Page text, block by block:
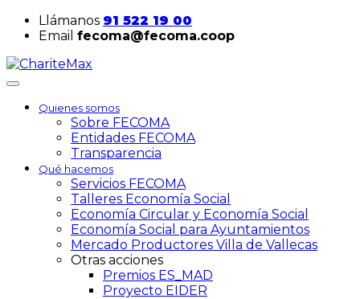
Llámanos 91 522 19 00
Email fecoma@fecoma.coop
Quienes somos
Sobre FECOMA
Entidades FECOMA
Transparencia
Qué hacemos
Servicios FECOMA
Talleres Economía Social
Economía Circular y Economía Social
Economía Social para Ayuntamientos
Mercado Productores Villa de Vallecas
Otras acciones
Premios ES_MAD
Proyecto EIDER